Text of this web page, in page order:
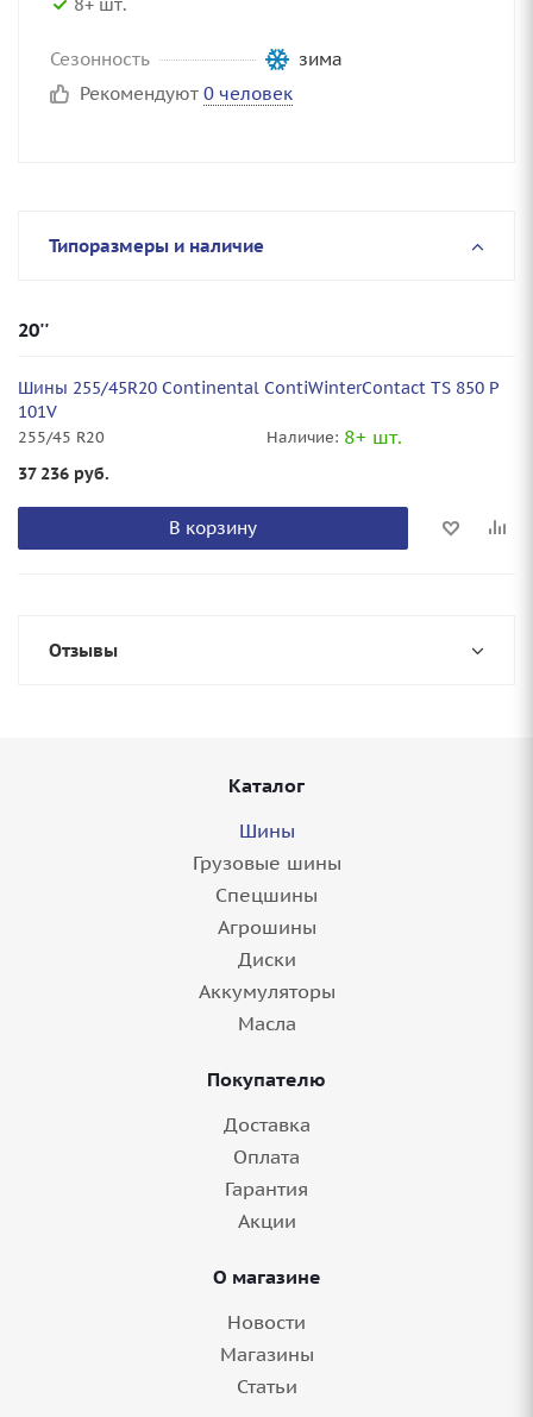
Сезонность
зима
Рекомендуют 0 человек
Типоразмеры и наличие
20''
Шины 255/45R20 Continental ContiWinterContact TS 850 P
101V
255/45 R20 Наличие: 8+ шт.
37 236 руб.
В корзину
Отзывы
Каталог
Шины
Грузовые шины
Спецшины
Агрошины
Диски
Аккумуляторы
Масла
Покупателю
Доставка
Оплата
Гарантия
Акции
О магазине
Новости
Магазины
Статьи